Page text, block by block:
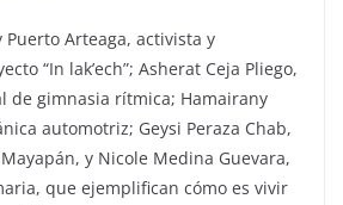
Arteaga, activista y
“In lak’ech”; Asherat Ceja Pliego,
de gimnasia rítmica; Hamairany
automotriz; Geysi Peraza Chab,
y Nicole Medina Guevara,
que ejemplifican cómo es vivir